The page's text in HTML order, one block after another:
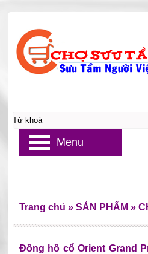
Đồng hồ cổ Orient Grand
Trang chủ » SẢN PHẨM »
Menu